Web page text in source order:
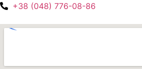
+38 (048) 776-08-86